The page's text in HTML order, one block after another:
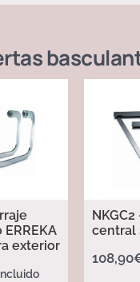
exterior
central
108,90